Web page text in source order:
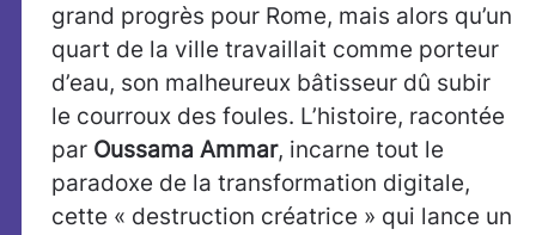
grand progrès pour Rome, mais alors qu’un
quart de la ville travaillait comme porteur
d’eau, son malheureux bâtisseur dû subir
le courroux des foules. L’histoire, racontée
par Oussama Ammar, incarne tout le
paradoxe de la transformation digitale,
cette « destruction créatrice » qui lance un